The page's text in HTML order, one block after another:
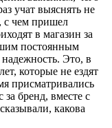
учат выяснять не
с чем пришел
в магазин за
постоянным
Это, в
которые не ездят
присматривались
бренд, вместе с
какова